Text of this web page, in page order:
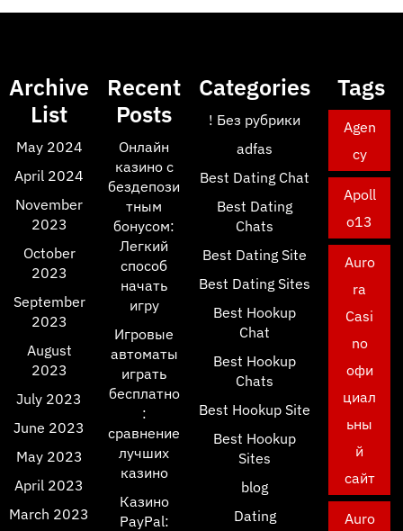
Archive
List
May 2024
April 2024
November
2023
October
2023
September
2023
August
2023
July 2023
June 2023
May 2023
April 2023
March 2023
Recent
Posts
Онлайн
казино с
бездепози
тным
бонусом:
Легкий
способ
начать
игру
Игровые
автоматы
играть
бесплатно
:
сравнение
лучших
казино
Казино
PayPal:
Categories
! Без рубрики
adfas
Best Dating Chat
Best Dating
Chats
Best Dating Site
Best Dating Sites
Best Hookup
Chat
Best Hookup
Chats
Best Hookup Site
Best Hookup
Sites
blog
Dating
Tags
Agen
cy
Apoll
o13
Auro
ra
Casi
no
офи
циал
ьны
й
сайт
Auro